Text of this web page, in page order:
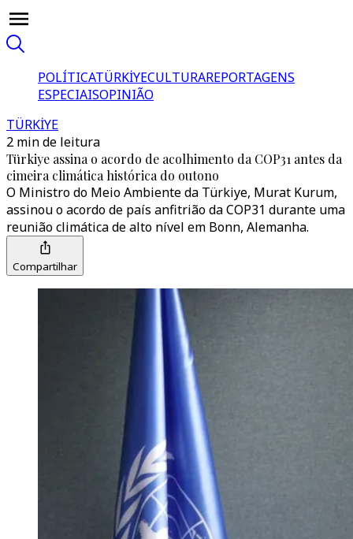
POLÍTICATÜRKİYECULTURAREPORTAGENS
ESPECIAISOPINIÃO
TÜRKİYE
2 min de leitura
Türkiye assina o acordo de acolhimento da COP31 antes da
cimeira climática histórica do outono
O Ministro do Meio Ambiente da Türkiye, Murat Kurum,
assinou o acordo de país anfitrião da COP31 durante uma
reunião climática de alto nível em Bonn, Alemanha.
Compartilhar